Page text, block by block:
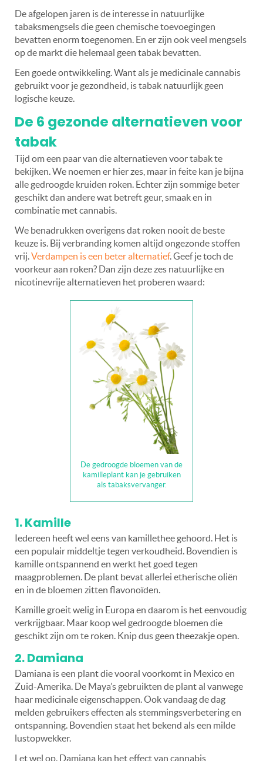
De afgelopen jaren is de interesse in natuurlijke
tabaksmengsels die geen chemische toevoegingen
bevatten enorm toegenomen. En er zijn ook veel mengsels
op de markt die helemaal geen tabak bevatten.
Een goede ontwikkeling. Want als je medicinale cannabis
gebruikt voor je gezondheid, is tabak natuurlijk geen
logische keuze.
De 6 gezonde alternatieven voor
tabak
Tijd om een paar van die alternatieven voor tabak te
bekijken. We noemen er hier zes, maar in feite kan je bijna
alle gedroogde kruiden roken. Echter zijn sommige beter
geschikt dan andere wat betreft geur, smaak en in
combinatie met cannabis.
We benadrukken overigens dat roken nooit de beste
keuze is. Bij verbranding komen altijd ongezonde stoffen
vrij.Verdampen is een beter alternatief. Geef je toch de
voorkeur aan roken? Dan zijn deze zes natuurlijke en
nicotinevrije alternatieven het proberen waard:
De gedroogde bloemen van de
kamilleplant kan je gebruiken
als tabaksvervanger.
1. Kamille
Iedereen heeft wel eens van kamillethee gehoord. Het is
een populair middeltje tegen verkoudheid. Bovendien is
kamille ontspannend en werkt het goed tegen
maagproblemen. De plant bevat allerlei etherische oliën
en in de bloemen zitten flavonoïden.
Kamille groeit welig in Europa en daarom is het eenvoudig
verkrijgbaar. Maar koop wel gedroogde bloemen die
geschikt zijn om te roken. Knip dus geen theezakje open.
2. Damiana
Damiana is een plant die vooral voorkomt in Mexico en
Zuid-Amerika. De Maya’s gebruikten de plant al vanwege
haar medicinale eigenschappen. Ook vandaag de dag
melden gebruikers effecten als stemmingsverbetering en
ontspanning. Bovendien staat het bekend als een milde
lustopwekker.
Let wel op. Damiana kan het effect van cannabis